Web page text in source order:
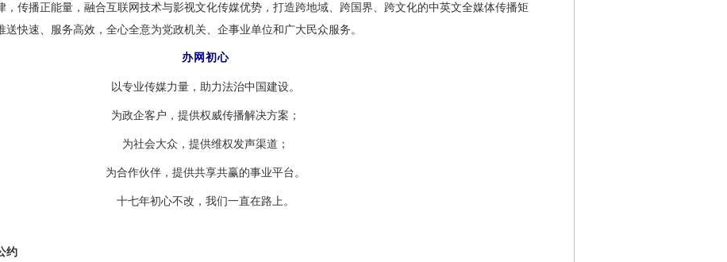
播正能量，融合互联网技术与影视文化传媒优势，打造跨地域、跨国界、跨文化的中英文全媒体传播矩
快速、服务高效，全心全意为党政机关、企事业单位和广大民众服务。
办网初心
以专业传媒力量，助力法治中国建设。
为政企客户，提供权威传播解决方案；
为社会大众，提供维权发声渠道；
为合作伙伴，提供共享共赢的事业平台。
十七年初心不改，我们一直在路上。
约